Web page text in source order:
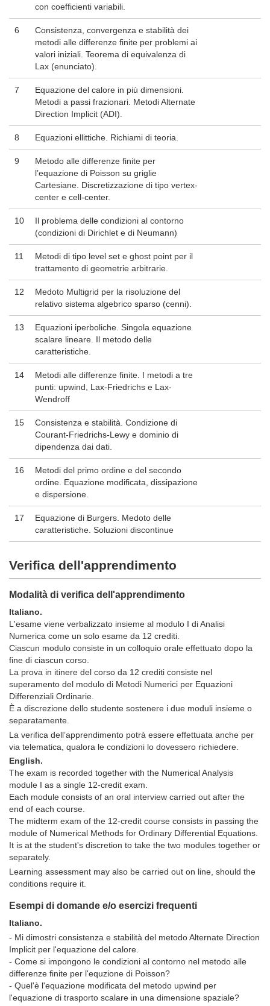
con coefficienti variabili.
6
Consistenza, convergenza e stabilità dei
metodi alle differenze finite per problemi ai
valori iniziali. Teorema di equivalenza di
Lax (enunciato).
7
Equazione del calore in più dimensioni.
Metodi a passi frazionari. Metodi Alternate
Direction Implicit (ADI).
8 Equazioni ellittiche. Richiami di teoria.
9
Metodo alle differenze finite per
l’equazione di Poisson su griglie
Cartesiane. Discretizzazione di tipo vertex-
center e cell-center.
10
Il problema delle condizioni al contorno
(condizioni di Dirichlet e di Neumann)
11
Metodi di tipo level set e ghost point per il
trattamento di geometrie arbitrarie.
12
Medoto Multigrid per la risoluzione del
relativo sistema algebrico sparso (cenni).
13
Equazioni iperboliche. Singola equazione
scalare lineare. Il metodo delle
caratteristiche.
14
Metodi alle differenze finite. I metodi a tre
punti: upwind, Lax-Friedrichs e Lax-
Wendroff
15
Consistenza e stabilità. Condizione di
Courant-Friedrichs-Lewy e dominio di
dipendenza dai dati.
16
Metodi del primo ordine e del secondo
ordine. Equazione modificata, dissipazione
e dispersione.
17
Equazione di Burgers. Medoto delle
caratteristiche. Soluzioni discontinue
Verifica dell'apprendimento
Modalità di verifica dell'apprendimento
Italiano.
L'esame viene verbalizzato insieme al modulo I di Analisi
Numerica come un solo esame da 12 crediti.
Ciascun modulo consiste in un colloquio orale effettuato dopo la
fine di ciascun corso.
La prova in itinere del corso da 12 crediti consiste nel
superamento del modulo di Metodi Numerici per Equazioni
Differenziali Ordinarie.
È a discrezione dello studente sostenere i due moduli insieme o
separatamente.
La verifica dell’apprendimento potrà essere effettuata anche per
via telematica, qualora le condizioni lo dovessero richiedere.
English.
The exam is recorded together with the Numerical Analysis
module I as a single 12-credit exam.
Each module consists of an oral interview carried out after the
end of each course.
The midterm exam of the 12-credit course consists in passing the
module of Numerical Methods for Ordinary Differential Equations.
It is at the student's discretion to take the two modules together or
separately.
Learning assessment may also be carried out on line, should the
conditions require it.
Esempi di domande e/o esercizi frequenti
Italiano.
- Mi dimostri consistenza e stabilità del metodo Alternate Direction
Implicit per l'equazione del calore.
- Come si impongono le condizioni al contorno nel metodo alle
differenze finite per l'equzione di Poisson?
- Quel'è l'equazione modificata del metodo upwind per
l'equazione di trasporto scalare in una dimensione spaziale?